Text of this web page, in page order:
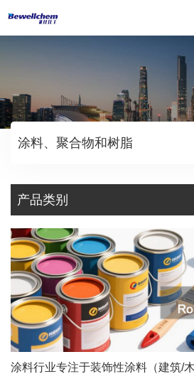
中文
涂料、聚合物和树脂
产品类别
涂料行业专注于装饰性涂料（建筑/